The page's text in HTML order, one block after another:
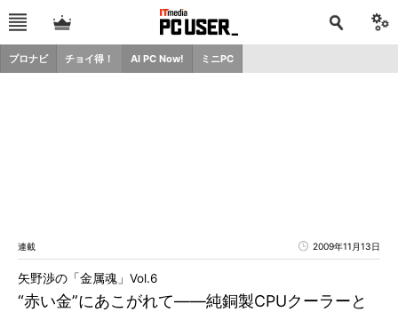
プロナビ チョイ得！ AI PC Now! ミニPC
連載 2009年11月13日
“赤い金”にあこがれて――純銅製CPUクーラーと
矢野渉の「金属魂」Vol.6